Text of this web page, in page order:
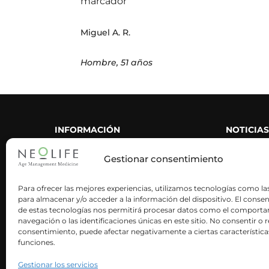
Gestionar consentimiento
Para ofrecer las mejores experiencias, utilizamos tecnologías como
para almacenar y/o acceder a la información del dispositivo. El
de estas tecnologías nos permitirá procesar datos como el
navegación o las identificaciones únicas en este sitio. No consentir o
consentimiento, puede afectar negativamente a ciertas
funciones.
Gestionar los servicios
Miguel A. R.
Hombre, 51 años
INFORMACIÓN
CORPORATIVA
Nuestra historia
Nuestra metodología
Neoactives
Neolife es ciencia
Trabaja con nosotros
Contacto
Neolife
Blog
Artículos